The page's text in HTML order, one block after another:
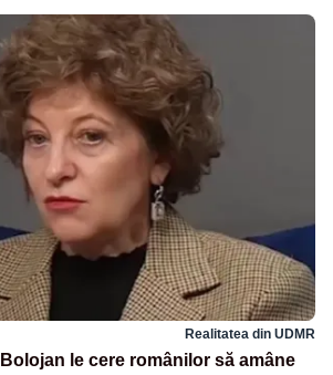
Realitatea din UDMR
le cere românilor să amâne